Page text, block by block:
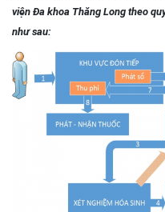
viện Đa khoa Thăng Long theo
như sau: